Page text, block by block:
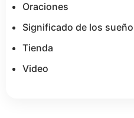
Oraciones
Significado de los
Tienda
Video